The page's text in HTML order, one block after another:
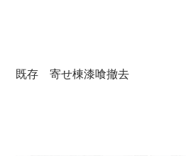
既存 寄せ棟漆喰撤去